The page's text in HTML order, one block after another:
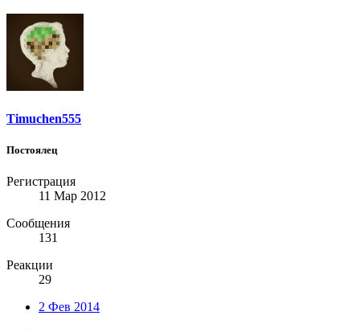
Timuchen555
Постоялец
Регистрация
11 Мар 2012
Сообщения
131
Реакции
29
2 Фев 2014